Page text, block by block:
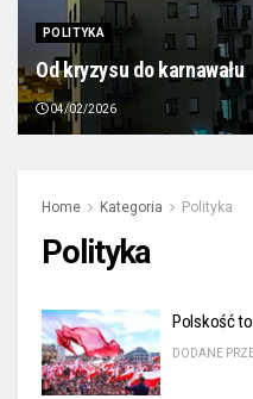
POLITYKA
Od kryzysu do karnawału
04/02/2026
Home Kategoria Polityka
Polityka
Polskość
DODANE